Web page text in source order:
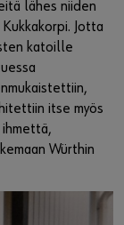
lähes niiden
Jotta
katoille
itse myös
ihmettä,
Würthin